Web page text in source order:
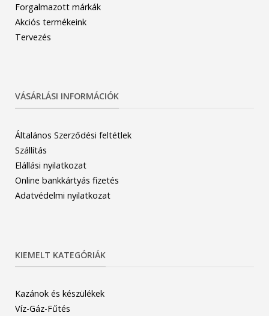
Forgalmazott márkák
Akciós termékeink
Tervezés
VÁSÁRLÁSI INFORMÁCIÓK
Általános Szerződési feltétlek
Szállítás
Elállási nyilatkozat
Online bankkártyás fizetés
Adatvédelmi nyilatkozat
KIEMELT KATEGÓRIÁK
Kazánok és készülékek
Víz-Gáz-Fűtés